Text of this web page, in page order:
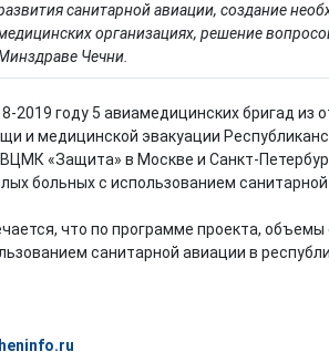
санитарной авиации, создание
организациях, решение
Чечни.
2019 году 5 авиамедицинских бригад из
и медицинской эвакуации
«Защита» в Москве и Санкт-
больных с использованием санитарной
что по программе проекта,
санитарной авиации в